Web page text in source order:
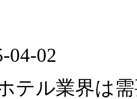
04-02
テル業界は